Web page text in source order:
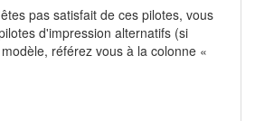
pas satisfait de ces pilotes, vous
d'impression alternatifs (si
référez vous à la colonne «